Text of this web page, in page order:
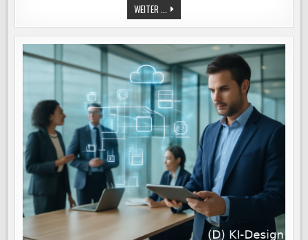
WEITER ... DATEN-
COMPLIANCE
–
SO
GELINGT
UMSETZUNG
MIT
LOW-
CODE-
PLATTFORMEN